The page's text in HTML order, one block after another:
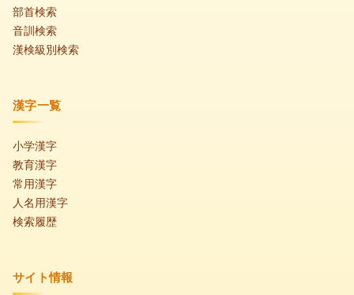
部首検索
音訓検索
漢検級別検索
漢字一覧
小学漢字
教育漢字
常用漢字
人名用漢字
検索履歴
サイト情報